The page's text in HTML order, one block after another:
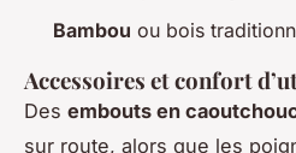
Bambou ou bois
Accessoires et confort
Des embouts en
sur route, alors que les